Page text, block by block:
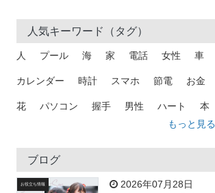
人気キーワード（タグ）
人 プール 海 家 電話 女性 車
カレンダー 時計 スマホ 節電 お金
花 パソコン 握手 男性 ハート 本
トラック 木
吹き出し
飛行機 グラフ ビル 魚 家族 書類
もっと見る
ブログ
お役立ち情報 2026年07月28日